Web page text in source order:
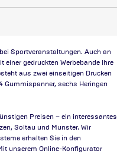
Sportveranstaltungen. Auch an
gedruckten Werbebande Ihre
aus zwei einseitigen Drucken
sechs Heringen
Preisen – ein interessantes
Soltau und Munster. Wir
erhalten Sie in den
unserem Online-Konfigurator